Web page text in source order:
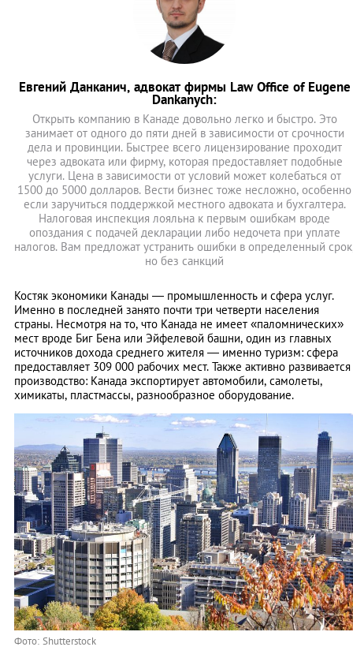
Евгений Данканич, адвокат фирмы Law Office of Eugene
Dankanych:
Открыть компанию в Канаде довольно легко и быстро. Это
занимает от одного до пяти дней в зависимости от срочности
дела и провинции. Быстрее всего лицензирование проходит
через адвоката или фирму, которая предоставляет подобные
услуги. Цена в зависимости от условий может колебаться от
1500 до 5000 долларов. Вести бизнес тоже несложно, особенно
если заручиться поддержкой местного адвоката и бухгалтера.
Налоговая инспекция лояльна к первым ошибкам вроде
опоздания с подачей декларации либо недочета при уплате
налогов. Вам предложат устранить ошибки в определенный
но без санкций
Костяк экономики Канады ― промышленность и сфера услуг.
Именно в последней занято почти три четверти населения
страны. Несмотря на то, что Канада не имеет «паломнических»
мест вроде Биг Бена или Эйфелевой башни, один из главных
источников дохода среднего жителя ― именно туризм: сфера
предоставляет 309 000 рабочих мест. Также активно развивается
производство: Канада экспортирует автомобили, самолеты,
химикаты, пластмассы, разнообразное оборудование.
Фото: Shutterstock